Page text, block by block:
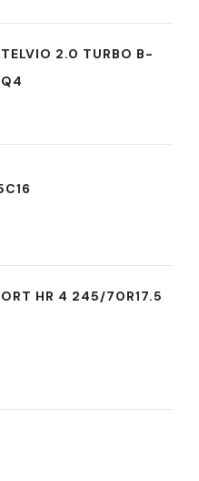
2.0 TURBO B-
HR 4 245/70R17.5